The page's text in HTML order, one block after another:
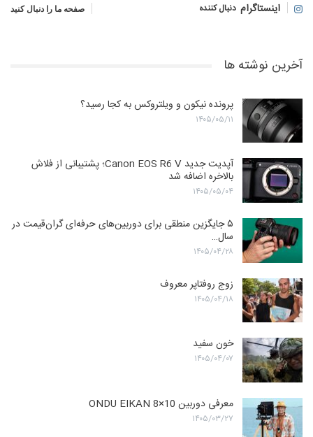
اینستاگرام دنبال کننده صفحه ما را دنبال کنید
آخرین نوشته ها
پرونده نیکون و ویلتروکس به کجا رسید؟
۱۴۰۵/۰۵/۱۱
آپدیت جدید Canon EOS R6 V؛ پشتیبانی از فلاش
بالاخره اضافه شد
۱۴۰۵/۰۵/۰۴
۵ جایگزین منطقی برای دوربین‌های حرفه‌ای گران‌قیمت در
سال…
۱۴۰۵/۰۴/۲۸
زوج روفتاپر معروف
۱۴۰۵/۰۴/۱۸
خون سفید
۱۴۰۵/۰۴/۰۷
معرفی دوربین ONDU EIKAN 8×10
۱۴۰۵/۰۳/۲۷